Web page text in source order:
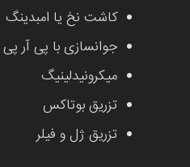
کاشت نخ یا امبدینگ
جوانسازی با پی آر پی
میکرونیدلینیگ
تزریق بوتاکس
تزریق ژل و فیلر